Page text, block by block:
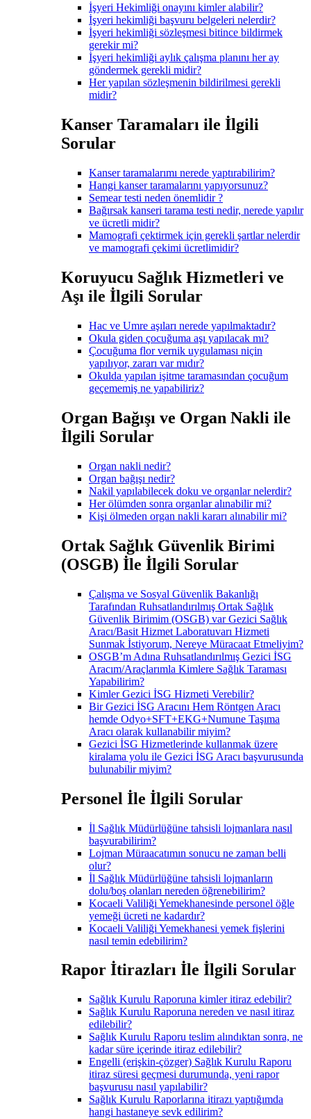
İşyeri Hekimliği onayını kimler alabilir?
İşyeri hekimliği başvuru belgeleri nelerdir?
İşyeri hekimliği sözleşmesi bitince bildirmek
gerekir mi?
İşyeri hekimliği aylık çalışma planını her ay
göndermek gerekli midir?
Her yapılan sözleşmenin bildirilmesi gerekli
midir?
Kanser Taramaları ile İlgili
Sorular
Kanser taramalarımı nerede yaptırabilirim?
Hangi kanser taramalarını yapıyorsunuz?
Semear testi neden önemlidir ?
Bağırsak kanseri tarama testi nedir, nerede yapılır
ve ücretli midir?
Mamografi çektirmek için gerekli şartlar nelerdir
ve mamografi çekimi ücretlimidir?
Koruyucu Sağlık Hizmetleri ve
Aşı ile İlgili Sorular
Hac ve Umre aşıları nerede yapılmaktadır?
Okula giden çocuğuma aşı yapılacak mı?
Çocuğuma flor vernik uygulaması niçin
yapılıyor, zararı var mıdır?
Okulda yapılan işitme taramasından çocuğum
geçememiş ne yapabiliriz?
Organ Bağışı ve Organ Nakli ile
İlgili Sorular
Organ nakli nedir?
Organ bağışı nedir?
Nakil yapılabilecek doku ve organlar nelerdir?
Her ölümden sonra organlar alınabilir mi?
Kişi ölmeden organ nakli kararı alınabilir mi?
Ortak Sağlık Güvenlik Birimi
(OSGB) İle İlgili Sorular
Çalışma ve Sosyal Güvenlik Bakanlığı
Tarafından Ruhsatlandırılmış Ortak Sağlık
Güvenlik Birimim (OSGB) var Gezici Sağlık
Aracı/Basit Hizmet Laboratuvarı Hizmeti
Sunmak İstiyorum, Nereye Müracaat Etmeliyim?
OSGB’m Adına Ruhsatlandırılmış Gezici İSG
Aracım/Araçlarımla Kimlere Sağlık Taraması
Yapabilirim?
Kimler Gezici İSG Hizmeti Verebilir?
Bir Gezici İSG Aracını Hem Röntgen Aracı
hemde Odyo+SFT+EKG+Numune Taşıma
Aracı olarak kullanabilir miyim?
Gezici İSG Hizmetlerinde kullanmak üzere
kiralama yolu ile Gezici İSG Aracı başvurusunda
bulunabilir miyim?
Personel İle İlgili Sorular
İl Sağlık Müdürlüğüne tahsisli lojmanlara nasıl
başvurabilirim?
Lojman Müraacatımın sonucu ne zaman belli
olur?
İl Sağlık Müdürlüğüne tahsisli lojmanların
dolu/boş olanları nereden öğrenebilirim?
Kocaeli Valiliği Yemekhanesinde personel öğle
yemeği ücreti ne kadardır?
Kocaeli Valiliği Yemekhanesi yemek fişlerini
nasıl temin edebilirim?
Rapor İtirazları İle İlgili Sorular
Sağlık Kurulu Raporuna kimler itiraz edebilir?
Sağlık Kurulu Raporuna nereden ve nasıl itiraz
edilebilir?
Sağlık Kurulu Raporu teslim alındıktan sonra, ne
kadar süre içerinde itiraz edilebilir?
Engelli (erişkin-çözger) Sağlık Kurulu Raporu
itiraz süresi geçmesi durumunda, yeni rapor
başvurusu nasıl yapılabilir?
Sağlık Kurulu Raporlarına itirazı yaptığımda
hangi hastaneye sevk edilirim?